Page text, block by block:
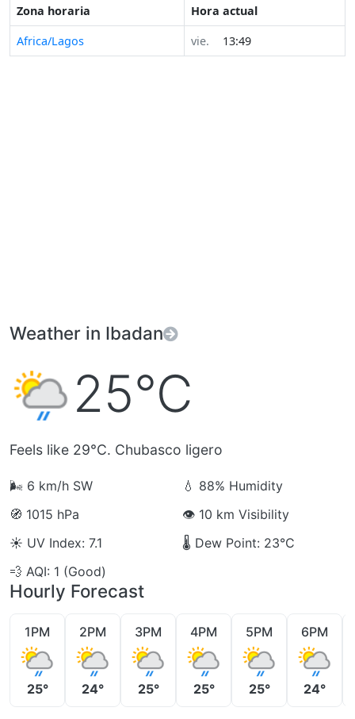
Zona horaria
Hora actual
Africa/Lagos
vie. 13:49
Weather in Ibadan
25°C
Feels like 29°C. Chubasco ligero
🌬️ 6 km/h SW 💧 88% Humidity
🧭 1015 hPa 👁️ 10 km Visibility
☀️ UV Index: 7.1 🌡️ Dew Point: 23°C
💨 AQI: 1 (Good)
Hourly Forecast
1PM
25°
2PM
24°
3PM
25°
4PM
25°
5PM
25°
6PM
24°